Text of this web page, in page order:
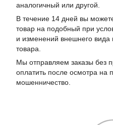
аналогичный или другой.
В течение 14 дней вы
товар на подобный при
и изменений внешнего вида
товара.
Мы отправляем заказы без
оплатить после осмотра на
мошенничество.